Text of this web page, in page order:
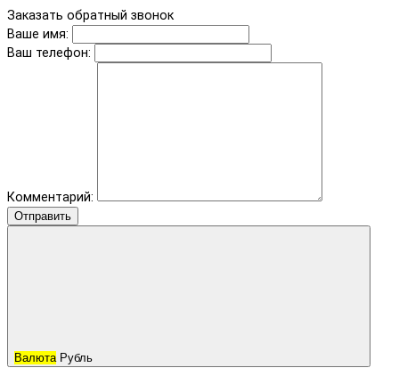
Заказать обратный звонок
Ваше имя:
Ваш телефон:
Комментарий:
Отправить
Валюта Рубль